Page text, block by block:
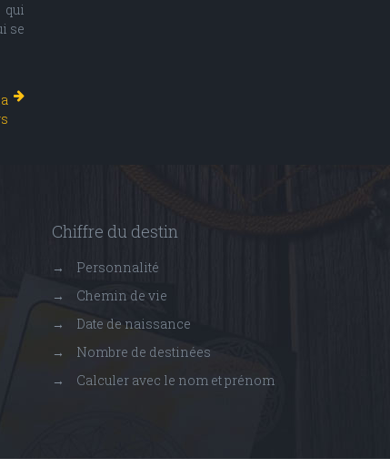
qui
se
Chiffre du destin
→
Personnalité
→
Chemin de vie
→
Date de naissance
→
Nombre de destinées
→
Calculer avec le nom et prénom